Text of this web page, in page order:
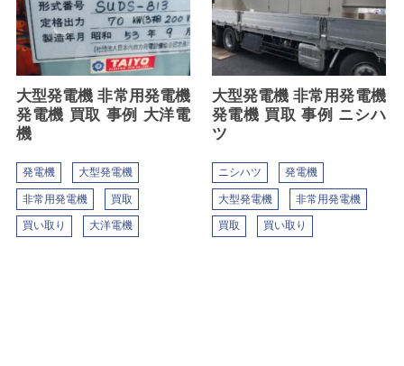
大型発電機 非常用発電機
発電機 買取 事例 大洋電
機
発電機 大型発電機
非常用発電機 買取
買い取り 大洋電機
大型発電機 非常用発電機
発電機 買取 事例 ニシハ
ツ
ニシハツ 発電機
大型発電機 非常用発電機
買取 買い取り